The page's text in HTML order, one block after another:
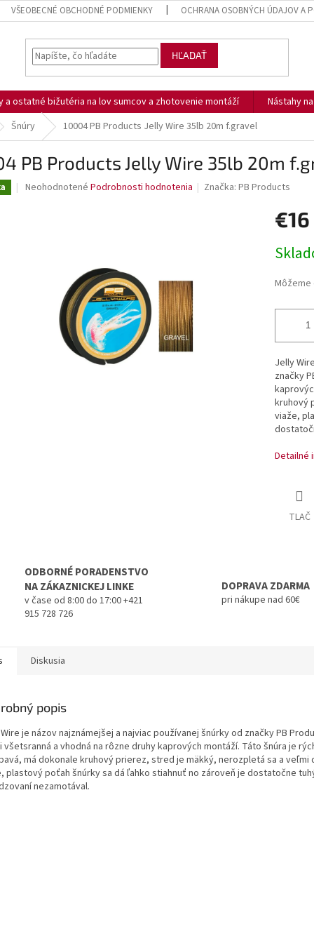
VŠEOBECNÉ OBCHODNÉ PODMIENKY OCHRANA OSOBNÝCH ÚDAJOV A
HĽADAŤ
a ostatné bižutéria na lov sumcov a zhotovenie montáží
Nástahy
Šnúry
10004 PB Products Jelly Wire 35lb 20m f.gravel
PB Products Jelly Wire 35lb 20m
Priemerné
hviezdičiek.
Neohodnotené Podrobnosti hodnotenia Značka:PB Products
€16
cena:
Jelly
značky
kruhový
viaže,
Detailné
TLAČ
ODBORNÉ PORADENSTVO
NA ZÁKAZNICKEJ LINKE
v čase od 8:00 do 17:00 +421
915 728 726
DOPRAVA ZDARMA
pri nákupe nad 60€
Diskusia
popis
je názov najznámejšej a najviac používanej šnúrky od značky PB
všetsranná a vhodná na rôzne druhy kaprových montáží. Táto šnúra je
má dokonale kruhový prierez, stred je mäkký, nerozpletá sa a veľmi
plastový poťah šnúrky sa dá ľahko stiahnuť no zároveň je dostatočne
nezamotával.